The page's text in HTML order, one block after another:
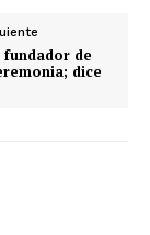
fundador de
dice